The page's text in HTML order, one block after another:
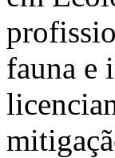
fauna e